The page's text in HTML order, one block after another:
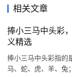
相关文章
捧小三马中头彩
义精选
捧小三马中头彩指的
马、蛇、虎、羊、兔